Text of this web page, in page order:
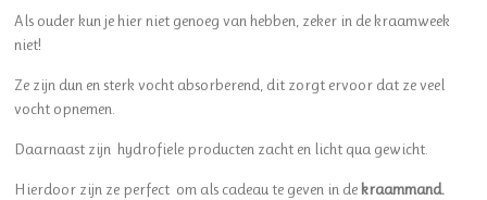
Als ouder kun je hier niet genoeg van hebben, zeker in de kraamweek
niet!
Ze zijn dun en sterk vocht absorberend, dit zorgt ervoor dat ze veel
vocht opnemen.
Daarnaast zijn hydrofiele producten zacht en licht qua gewicht.
Hierdoor zijn ze perfect om als cadeau te geven in de kraammand.